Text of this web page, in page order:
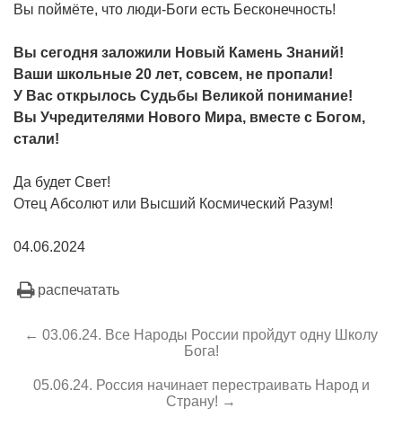
Вы поймёте, что люди-Боги есть Бесконечность!
Вы сегодня заложили Новый Камень Знаний!
Ваши школьные 20 лет, совсем, не пропали!
У Вас открылось Судьбы Великой понимание!
Вы Учредителями Нового Мира, вместе с Богом,
стали!
Да будет Свет!
Отец Абсолют или Высший Космический Разум!
04.06.2024
распечатать
← 03.06.24. Все Народы России пройдут одну Школу
Бога!
05.06.24. Россия начинает перестраивать Народ и
Страну! →